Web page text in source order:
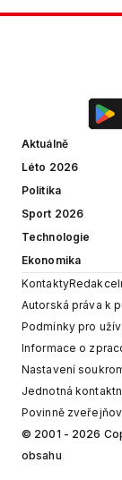
Aktuálně
Léto 2026
Politika
Sport 2026
Technologie
Ekonomika
KontaktyRedakce
Autorská práva k
Podmínky pro
Informace o
Nastavení
Jednotná
Povinně
© 2001 - 2026
obsahu